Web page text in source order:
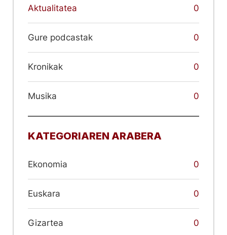
Aktualitatea 0
Gure podcastak 0
Kronikak 0
Musika 0
KATEGORIAREN ARABERA
Ekonomia 0
Euskara 0
Gizartea 0